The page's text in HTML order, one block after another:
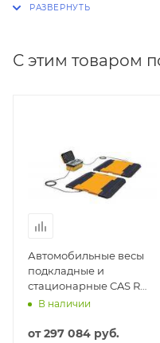
С этим товаром
Автомобильные весы
подкладные и
стационарные CAS RW-
15 В наличии
от297 084 руб.